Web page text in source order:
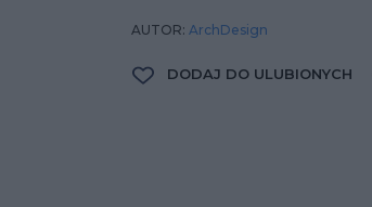
AUTOR: ArchDesign
DODAJ DO ULUBIONYCH